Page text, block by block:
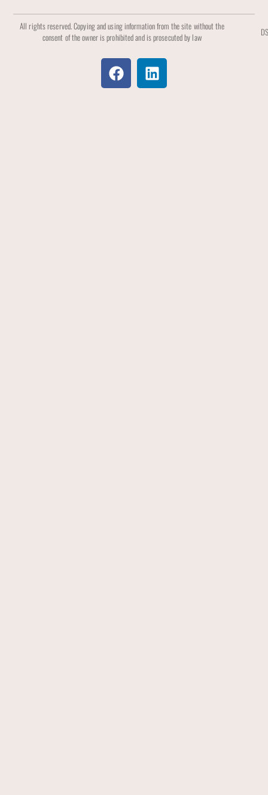
All rights reserved. Copying and using information from the site without the
consent of the owner is prohibited and is prosecuted by law